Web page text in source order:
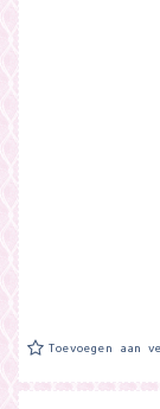
Toevoegen